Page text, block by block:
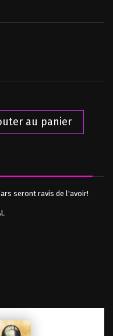
au panier
seront ravis de l'avoir!